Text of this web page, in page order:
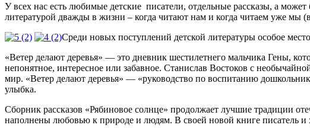
У всех нас есть любимые детские писатели, отдельные рассказы, а
литературой дважды в жизни – когда читают нам и когда читаем уже мы
Среди новых поступлений детской литературы особое
«Ветер делают деревья» — это дневник шестилетнего мальчика Гены,
непонятное, интересное или забавное. Станислав Востоков с
мир. «Ветер делают деревья» — «руководство по воспитанию
улыбка.
Сборник рассказов «Рябиновое солнце» продолжает лучшие традиции
наполнены любовью к природе и людям. В своей новой книге писатель и